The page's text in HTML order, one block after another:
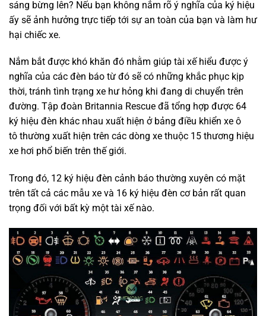
sáng bừng lên? Nếu bạn không nắm rõ ý nghĩa của ký hiệu
ấy sẽ ảnh hưởng trực tiếp tới sự an toàn của bạn và làm hư
hại chiếc xe.
Nắm bắt được khó khăn đó nhằm giúp tài xế hiểu được ý
nghĩa của các đèn báo từ đó sẽ có những khắc phục kịp
thời, tránh tình trạng xe hư hỏng khi đang di chuyển trên
đường. Tập đoàn Britannia Rescue đã tổng hợp được 64
ký hiệu đèn khác nhau xuất hiện ở bảng điều khiển xe ô
tô thường xuất hiện trên các dòng xe thuộc 15 thương hiệu
xe hơi phổ biến trên thế giới.
Trong đó, 12 ký hiệu đèn cảnh báo thường xuyên có mặt
trên tất cả các mẫu xe và 16 ký hiệu đèn cơ bản rất quan
trọng đối với bất kỳ một tài xế nào.